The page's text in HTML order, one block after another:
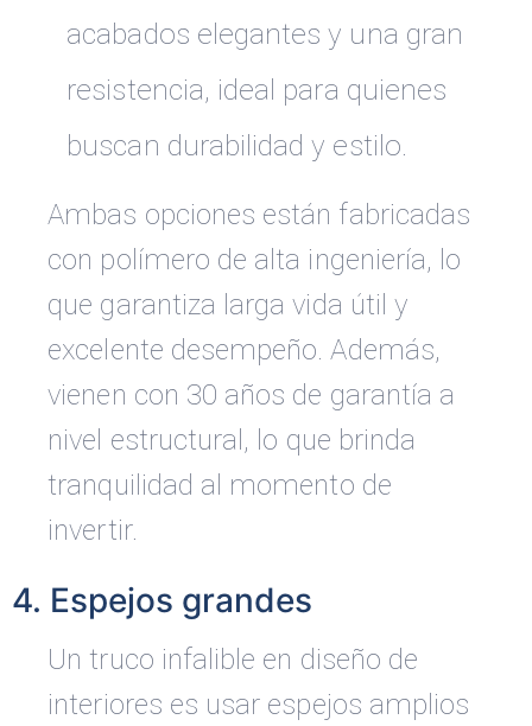
acabados elegantes y una gran
resistencia, ideal para quienes
buscan durabilidad y estilo.
Ambas opciones están fabricadas
con polímero de alta ingeniería, lo
que garantiza larga vida útil y
excelente desempeño. Además,
vienen con 30 años de garantía a
nivel estructural, lo que brinda
tranquilidad al momento de
invertir.
4. Espejos grandes
Un truco infalible en diseño de
interiores es usar espejos amplios